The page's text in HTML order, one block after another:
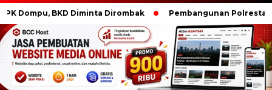
BKD Diminta Dirombak Pembangunan Polresta IKN